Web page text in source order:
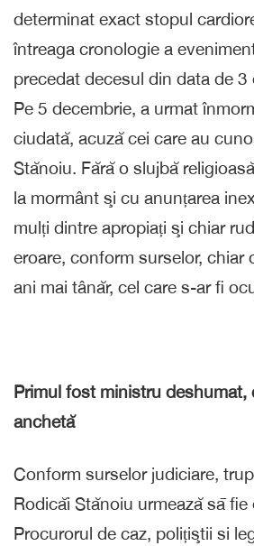
determinat exact stopul
întreaga cronologie a
precedat decesul din data de 3
Pe 5 decembrie, a urmat
ciudată, acuză cei care au
Stănoiu. Fără o slujbă
la mormânt şi cu anunțarea
mulți dintre apropiați şi chiar
eroare, conform surselor, chiar
ani mai tânăr, cel care s-ar fi
Primul fost ministru deshumat,
anchetă
Conform surselor judiciare,
Rodicăi Stănoiu urmează sā fie
Procurorul de caz, polițiştii si